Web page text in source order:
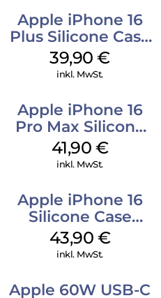
Apple iPhone 16
Plus Silicone Case
MagSafe Plum
39,90€
inkl. MwSt.
Apple iPhone 16
Pro Max Silicone
Case MagSafe
Ultramarine
41,90 €
inkl. MwSt.
Apple iPhone 16
Silicone Case
MagSafe Plum
43,90 €
inkl. MwSt.
Apple 60W USB-C